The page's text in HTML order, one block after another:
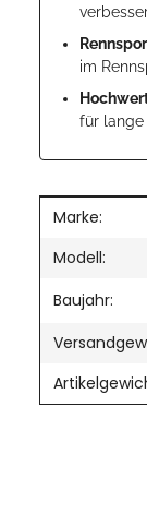
im
für lange
Wert
Marke:
Modell:
Baujahr: